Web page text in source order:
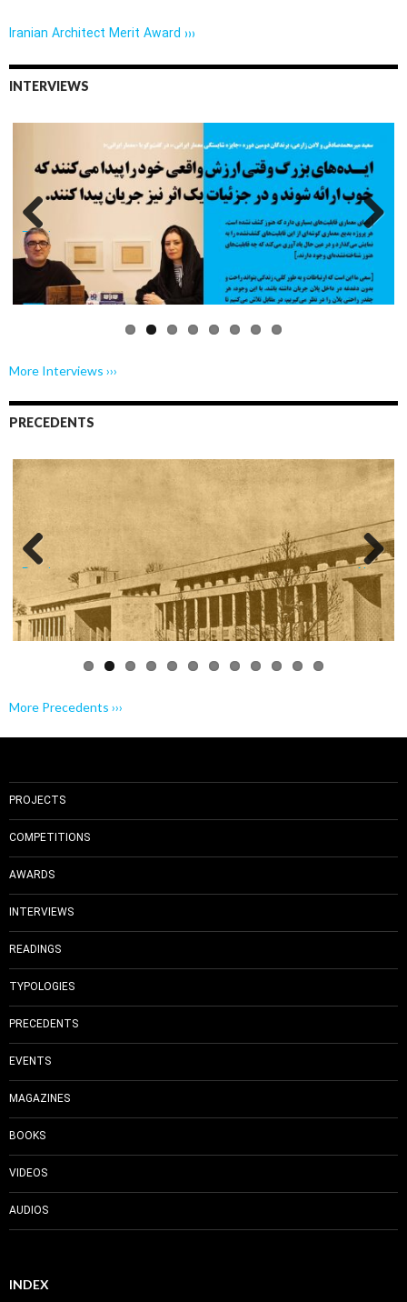
Iranian Architect Merit Award ›››
INTERVIEWS
Previo
us
Next
More Interviews ›››
PRECEDENTS
Previo Next
More Precedents ›››
PROJECTS
COMPETITIONS
AWARDS
INTERVIEWS
READINGS
TYPOLOGIES
PRECEDENTS
EVENTS
MAGAZINES
BOOKS
VIDEOS
AUDIOS
INDEX